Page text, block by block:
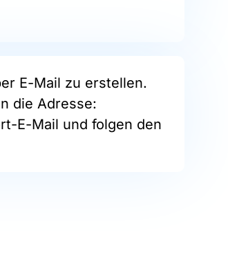
E-Mail zu erstellen.
die Adresse:
E-Mail und folgen den